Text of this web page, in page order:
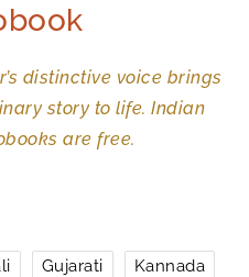
distinctive voice brings
story to life. Indian
are free.
Gujarati Kannada